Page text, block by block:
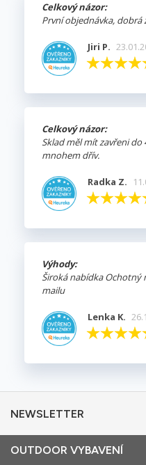
Celkový názor:
První objednávka, dobrá
Jiri P.
Celkový názor:
Sklad měl mít zavřeni do
mnohem dřív.
Radka Z.
Výhody:
Široká nabídka Ochotný
mailu
Lenka K.
NEWSLETTER
OUTDOOR VYBAVENÍ